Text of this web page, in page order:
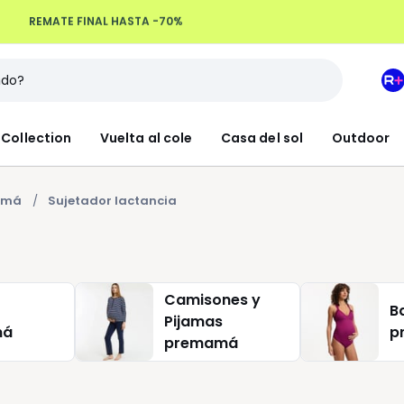
Devoluciones hasta 100 días
Collection Vuelta al cole Casa del sol Outdoor
Mi
Sujetador lactancia
Camisones y
Pijamas
premamá